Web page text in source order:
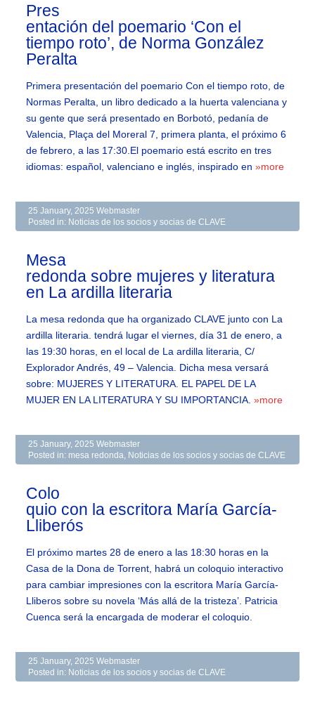
Pres
entación del poemario ‘Con el
tiempo roto’, de Norma González
Peralta
Primera presentación del poemario Con el tiempo roto, de
Normas Peralta, un libro dedicado a la huerta valenciana y
su gente que será presentado en Borbotó, pedanía de
Valencia, Plaça del Moreral 7, primera planta, el próximo 6
de febrero, a las 17:30.El poemario está escrito en tres
idiomas: español, valenciano e inglés, inspirado en»more
25 January, 2025 Webmaster
Posted in: Noticias de los socios y socias de CLAVE
Mesa
redonda sobre mujeres y literatura
en La ardilla literaria
La mesa redonda que ha organizado CLAVE junto con La
ardilla literaria. tendrá lugar el viernes, día 31 de enero, a
las 19:30 horas, en el local de La ardilla literaria, C/
Explorador Andrés, 49 – Valencia. Dicha mesa versará
sobre: MUJERES Y LITERATURA. EL PAPEL DE LA
MUJER EN LA LITERATURA Y SU IMPORTANCIA.»more
25 January, 2025 Webmaster
Posted in: mesa redonda Noticias de los socios y socias de CLAVE
Colo
quio con la escritora María García-
Lliberós
El próximo martes 28 de enero a las 18:30 horas en la
Casa de la Dona de Torrent, habrá un coloquio interactivo
para cambiar impresiones con la escritora María García-
Lliberos sobre su novela ‘Más allá de la tristeza’. Patricia
Cuenca será la encargada de moderar el coloquio.
25 January, 2025 Webmaster
Posted in: Noticias de los socios y socias de CLAVE